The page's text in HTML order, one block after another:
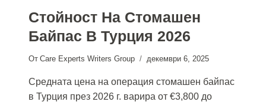
Стойност На Стомашен
Байпас В Турция 2026
От Care Experts Writers Group декември 6, 2025
Средната цена на операция стомашен байпас
в Турция през 2026 г. варира от €3,800 до